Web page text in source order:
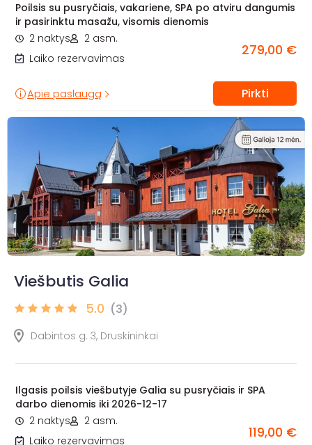
Poilsis su pusryčiais, vakariene, SPA po atviru dangumis
ir pasirinktu masažu, visomis dienomis
2 naktys
2 asm.
Laiko rezervavimas
279,00 €
Apie paslaugą Pirkti
Viešbutis Galia
5.0 (3)
Dabintos g. 3, Druskininkai
Ilgasis poilsis viešbutyje Galia su pusryčiais ir SPA
darbo dienomis iki 2026-12-17
2 naktys
2 asm.
Laiko rezervavimas
119,00 €